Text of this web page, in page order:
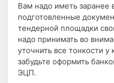
Вам надо иметь заранее
подготовленные
тендерной площадки
надо принимать во
уточнить все тонкости у
забудьте оформить
ЭЦП.